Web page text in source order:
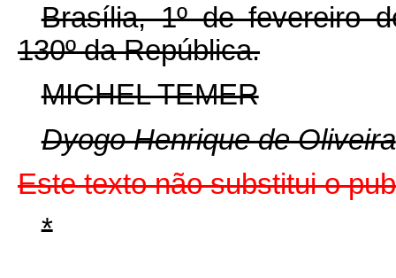
Brasília, 1º de fevereiro
130º da República.
MICHEL TEMER
Dyogo Henrique de Oliveira
Este texto não substitui o
*